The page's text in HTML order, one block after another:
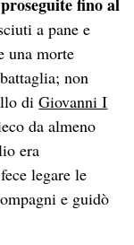
a pane e
una morte
non
diGiovanni I
da almeno
era
legare le
e guidò